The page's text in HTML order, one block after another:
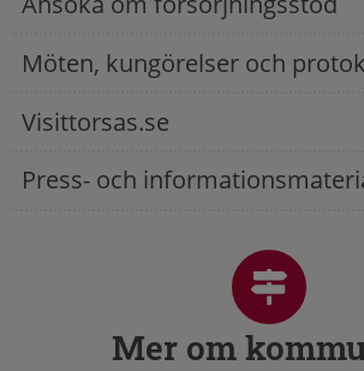
Möten, kungörelser och
Visittorsas.se
Press- och
Mer om